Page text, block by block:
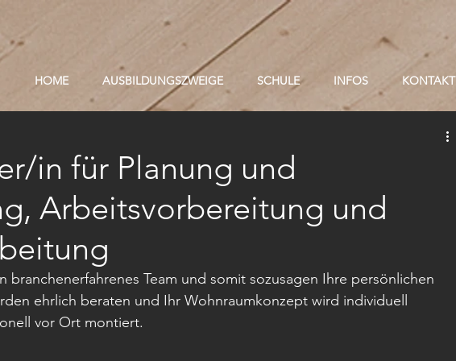
HOME AUSBILDUNGSZWEIGE SCHULE INFOS KONTAKT
in für Planung und
Arbeitsvorbereitung und
branchenerfahrenes Team und somit sozusagen Ihre persönlichen
ehrlich beraten und Ihr Wohnraumkonzept wird individuell
vor Ort montiert.